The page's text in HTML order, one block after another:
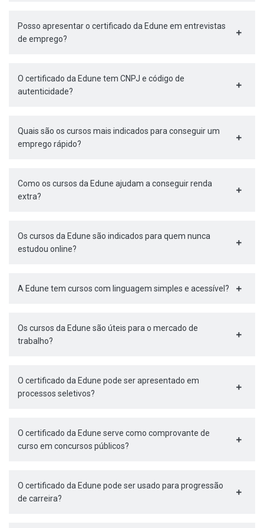
Posso apresentar o certificado da Edune em entrevistas
de emprego?
O certificado da Edune tem CNPJ e código de
autenticidade?
Quais são os cursos mais indicados para conseguir um
emprego rápido?
Como os cursos da Edune ajudam a conseguir renda
extra?
Os cursos da Edune são indicados para quem nunca
estudou online?
A Edune tem cursos com linguagem simples e acessível?
Os cursos da Edune são úteis para o mercado de
trabalho?
O certificado da Edune pode ser apresentado em
processos seletivos?
O certificado da Edune serve como comprovante de
curso em concursos públicos?
O certificado da Edune pode ser usado para progressão
de carreira?